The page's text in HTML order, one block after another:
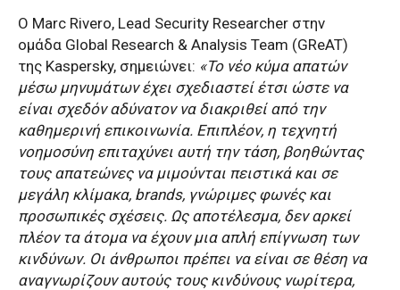
Ο Marc Rivero, Lead Security Researcher στην
ομάδα Global Research & Analysis Team (GReAT)
της Kaspersky, σημειώνει: «Το νέο κύμα απατών
μέσω μηνυμάτων έχει σχεδιαστεί έτσι ώστε να
είναι σχεδόν αδύνατον να διακριθεί από την
καθημερινή επικοινωνία. Επιπλέον, η τεχνητή
νοημοσύνη επιταχύνει αυτή την τάση, βοηθώντας
τους απατεώνες να μιμούνται πειστικά και σε
μεγάλη κλίμακα, brands, γνώριμες φωνές και
προσωπικές σχέσεις. Ως αποτέλεσμα, δεν αρκεί
πλέον τα άτομα να έχουν μια απλή επίγνωση των
κινδύνων. Οι άνθρωποι πρέπει να είναι σε θέση να
αναγνωρίζουν αυτούς τους κινδύνους νωρίτερα,